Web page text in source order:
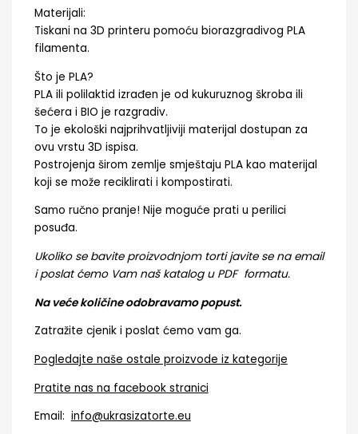
Materijali:
Tiskani na 3D printeru pomoću biorazgradivog PLA
filamenta.
Što je PLA?
PLA ili polilaktid izrađen je od kukuruznog škroba ili
šećera i BIO je razgradiv.
To je ekološki najprihvatljiviji materijal dostupan za
ovu vrstu 3D ispisa.
Postrojenja širom zemlje smještaju PLA kao materijal
koji se može reciklirati i kompostirati.
Samo ručno pranje! Nije moguće prati u perilici
posuđa.
Ukoliko se bavite proizvodnjom torti javite se na email
i poslat ćemo Vam naš katalog u PDF formatu.
Na veće količine odobravamo popust.
Zatražite cjenik i poslat ćemo vam ga.
Pogledajte naše ostale proizvode iz kategorije
Pratite nas na facebook stranici
Email: info@ukrasizatorte.eu